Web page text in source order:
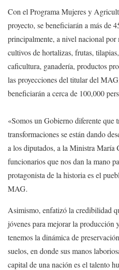
Con el Programa Mujeres y
proyecto, se beneficiarán a más de
principalmente, a nivel nacional por
cultivos de hortalizas, frutas,
caficultura, ganadería, productos
las proyecciones del titular del
beneficiarán a cerca de 100,000
«Somos un Gobierno diferente que
transformaciones se están dando
a los diputados, a la Ministra María
funcionarios que nos dan la mano
protagonista de la historia es el
MAG.
Asimismo, enfatizó la credibilidad
jóvenes para mejorar la producción
tenemos la dinámica de
suelos, en donde sus manos
capital de una nación es el talento